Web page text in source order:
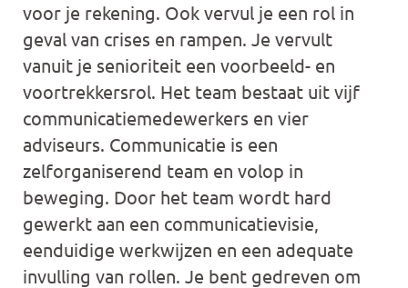
voor je rekening. Ook vervul je een rol in
geval van crises en rampen. Je vervult
vanuit je senioriteit een voorbeeld- en
voortrekkersrol. Het team bestaat uit vijf
communicatiemedewerkers en vier
adviseurs. Communicatie is een
zelforganiserend team en volop in
beweging. Door het team wordt hard
gewerkt aan een communicatievisie,
eenduidige werkwijzen en een adequate
invulling van rollen. Je bent gedreven om